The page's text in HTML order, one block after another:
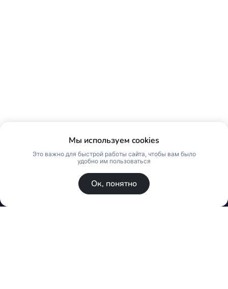
Мы используем cookies
Это важно для быстрой работы сайта, чтобы вам было
удобно им пользоваться
Ок, понятно